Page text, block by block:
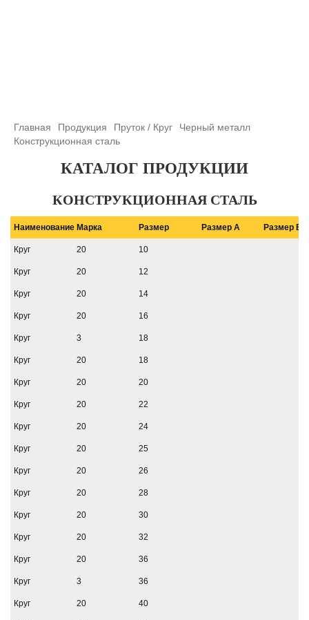
Главная Продукция Пруток / Круг
Черный металл
Конструкционная сталь
КАТАЛОГ ПРОДУКЦИИ
КОНСТРУКЦИОННАЯ СТАЛЬ
Наименование Марка Размер Размер A Размер B
Круг 20 10
Круг 20 12
Круг 20 14
Круг 20 16
Круг 3 18
Круг 20 18
Круг 20 20
Круг 20 22
Круг 20 24
Круг 20 25
Круг 20 26
Круг 20 28
Круг 20 30
Круг 20 32
Круг 20 36
Круг 3 36
Круг 20 40